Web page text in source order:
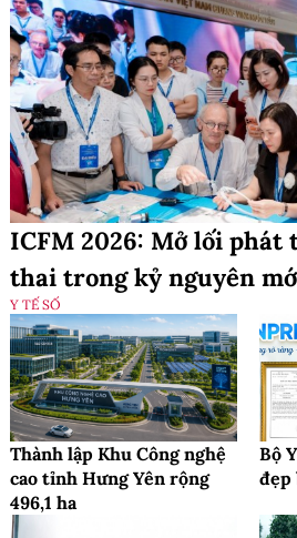
ICFM 2026: Mở lối phát
thai trong kỷ nguyên
Y TẾ SỐ
Thành lập Khu Công nghệ
cao tỉnh Hưng Yên rộng
496,1 ha
Bộ
đẹp